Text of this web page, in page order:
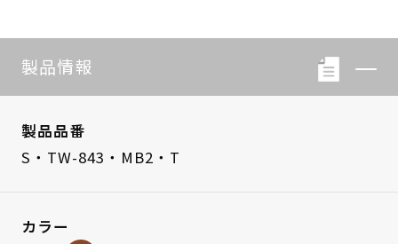
製品情報
製品品番
S・TW-843・MB2・T
カラー